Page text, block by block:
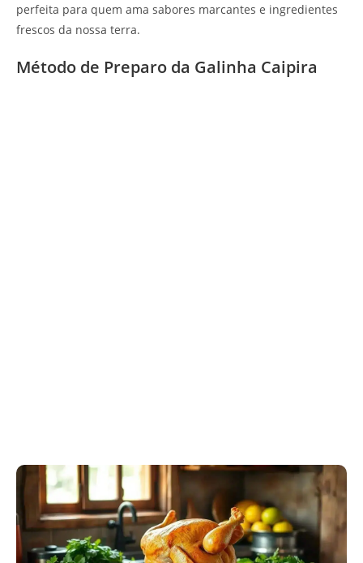
perfeita para quem ama sabores marcantes e ingredientes
frescos da nossa terra.
Método de Preparo da Galinha Caipira